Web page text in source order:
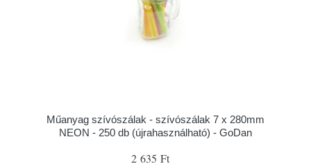
Műanyag szívószálak - szívószálak 7 x 280mm
NEON - 250 db (újrahasználható) - GoDan
2 635 Ft